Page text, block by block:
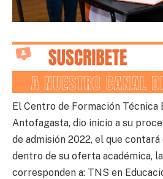
El Centro de Formación Técnica
Antofagasta, dio inicio a su
de admisión 2022, el que
dentro de su oferta académica,
corresponden a: TNS en